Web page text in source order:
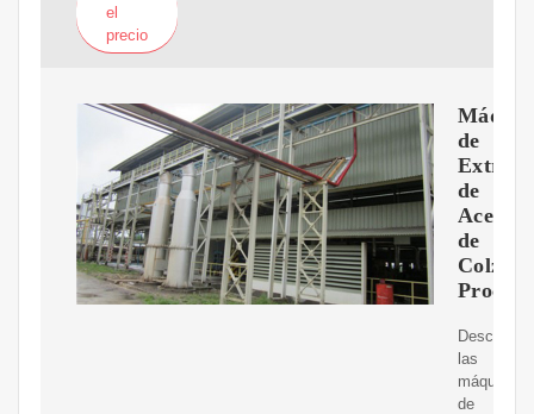
el
precio
de
de
Aceite
de
Colza:
Descubre
las
máquinas
de